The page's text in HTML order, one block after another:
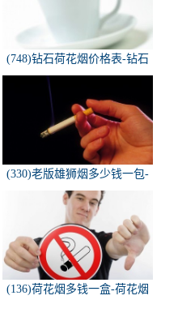
(748)钻石荷花烟价格表-钻石
荷花烟多少钱一包
(330)老版雄狮烟多少钱一包-
雄狮烟多少钱一包了哦！
(136)荷花烟多钱一盒-荷花烟